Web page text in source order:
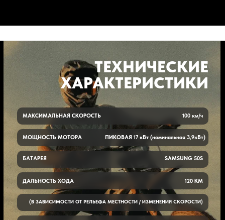
ТЕХНИЧЕСКИЕ
ХАРАКТЕРИСТИКИ
120 КМ
(В ЗАВИСИМОСТИ ОТ РЕЛЬЕФА МЕСТНОСТИ / ИЗМЕНЕНИЯ СКОРОСТИ)
SAMSUNG 50S
ПИКОВАЯ 17 кВт (номинальная 3,9кВт)
100 км/ч
МОЩНОСТЬ МОТОРА
БАТАРЕЯ
ДАЛЬНОСТЬ ХОДА
МАКСИМАЛЬНАЯ СКОРОСТЬ